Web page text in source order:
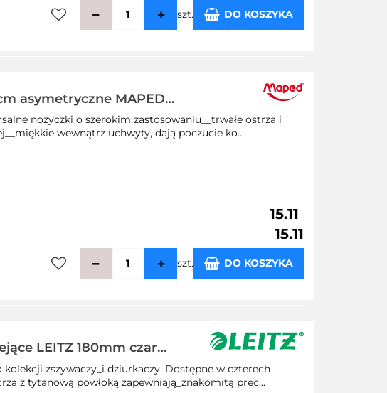
szt. DO KOSZYKA
asymetryczne MAPED
nożyczki o szerokim zastosowaniu__trwałe ostrza i
wewnątrz uchwyty, dają poczucie ko...
15.11
15.11
szt. DO KOSZYKA
LEITZ 180mm czarne
zszywaczy_i dziurkaczy. Dostępne w czterech
z tytanową powłoką zapewniają_znakomitą prec...